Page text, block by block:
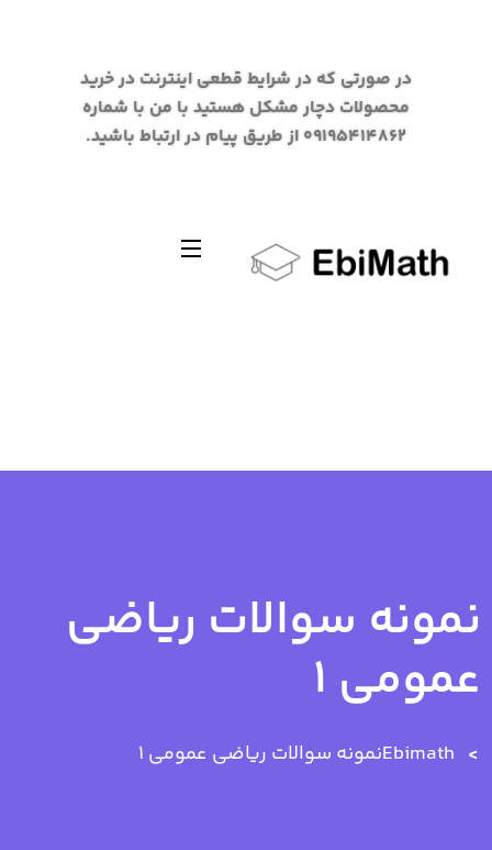
در صورتی که در شرایط قطعی اینترنت در خرید
محصولات دچار مشکل هستید با من با شماره
09195414862 از طریق پیام در ارتباط باشید.
نمونه سوالات ریاضی
عمومی 1
Ebimathنمونه سوالات ریاضی عمومی 1